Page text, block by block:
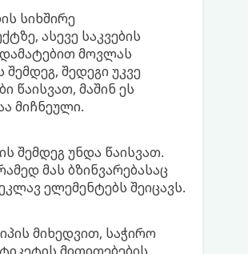
სიხშირე
ასევე საკვების
მოვლას
შედეგი უკვე
წაისვათ, მაშინ ეს
მიჩნეული.
შემდეგ უნდა წაისვათ.
მას ბზინვარებასაც
ელემენტებს შეიცავს.
მიხედვით, საჭირო